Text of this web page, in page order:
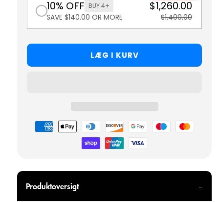
10% OFF BUY 4+
SAVE $140.00 OR MORE
$1,260.00
$1,400.00
LÆG I KURV
Betalingsmetoder
Produktoversigt